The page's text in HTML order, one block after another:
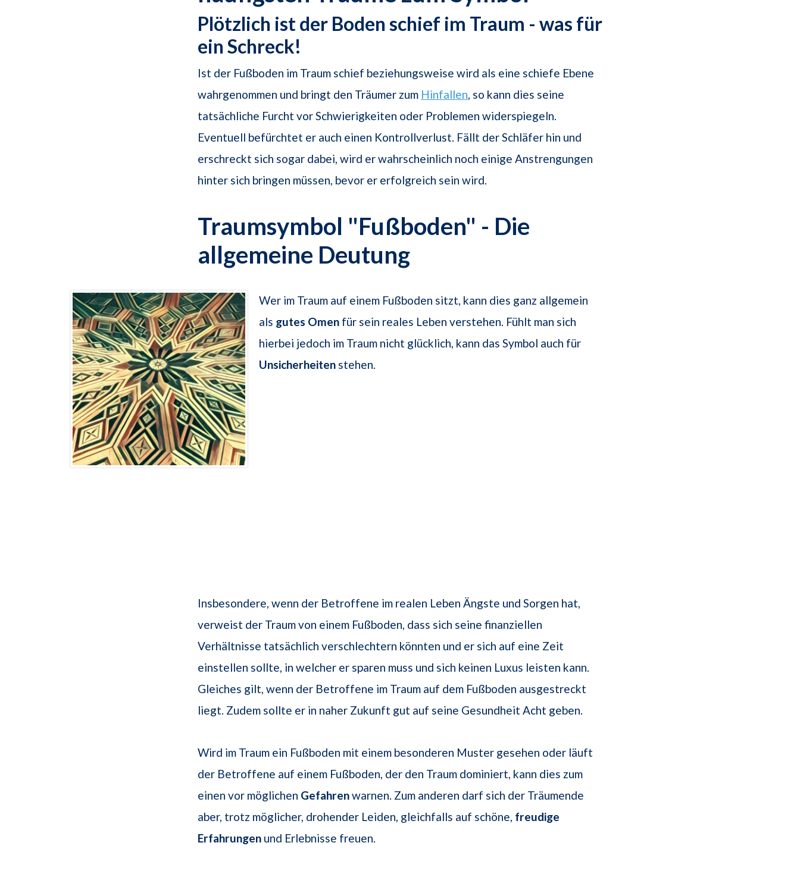
Plötzlich ist der Boden schief im Traum - was für
ein Schreck!
Ist der Fußboden im Traum schief beziehungsweise wird als eine schiefe Ebene
wahrgenommen und bringt den Träumer zum Hinfallen, so kann dies seine
tatsächliche Furcht vor Schwierigkeiten oder Problemen widerspiegeln.
Eventuell befürchtet er auch einen Kontrollverlust. Fällt der Schläfer hin und
erschreckt sich sogar dabei, wird er wahrscheinlich noch einige Anstrengungen
hinter sich bringen müssen, bevor er erfolgreich sein wird.
Traumsymbol "Fußboden" - Die
allgemeine Deutung
Wer im Traum auf einem Fußboden sitzt, kann dies ganz allgemein
als gutes Omen für sein reales Leben verstehen. Fühlt man sich
hierbei jedoch im Traum nicht glücklich, kann das Symbol auch für
Unsicherheiten stehen.
Insbesondere, wenn der Betroffene im realen Leben Ängste und Sorgen hat,
verweist der Traum von einem Fußboden, dass sich seine finanziellen
Verhältnisse tatsächlich verschlechtern könnten und er sich auf eine Zeit
einstellen sollte, in welcher er sparen muss und sich keinen Luxus leisten kann.
Gleiches gilt, wenn der Betroffene im Traum auf dem Fußboden ausgestreckt
liegt. Zudem sollte er in naher Zukunft gut auf seine Gesundheit Acht geben.
Wird im Traum ein Fußboden mit einem besonderen Muster gesehen oder läuft
der Betroffene auf einem Fußboden, der den Traum dominiert, kann dies zum
einen vor möglichen Gefahrenwarnen. Zum anderen darf sich der Träumende
aber, trotz möglicher, drohender Leiden, gleichfalls auf schöne, freudige
Erfahrungen und Erlebnisse freuen.